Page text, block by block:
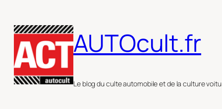
au
contenu
AUTOcult.fr
Le blog du culte automobile et de la culture